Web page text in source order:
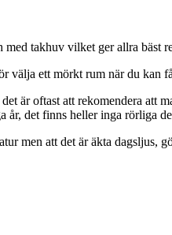
takhuv vilket ger allra bäst
välja ett mörkt rum när du kan
är oftast att rekomendera att
år, det finns heller inga rörliga
men att det är äkta dagsljus,